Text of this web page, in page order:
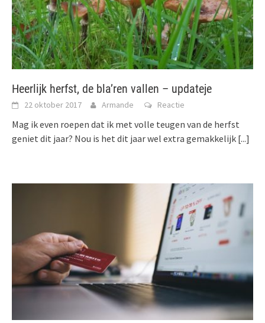
Heerlijk herfst, de bla’ren vallen – updateje
22 oktober 2017 Armande Reactie
Mag ik even roepen dat ik met volle teugen van de herfst
geniet dit jaar? Nou is het dit jaar wel extra gemakkelijk [...]